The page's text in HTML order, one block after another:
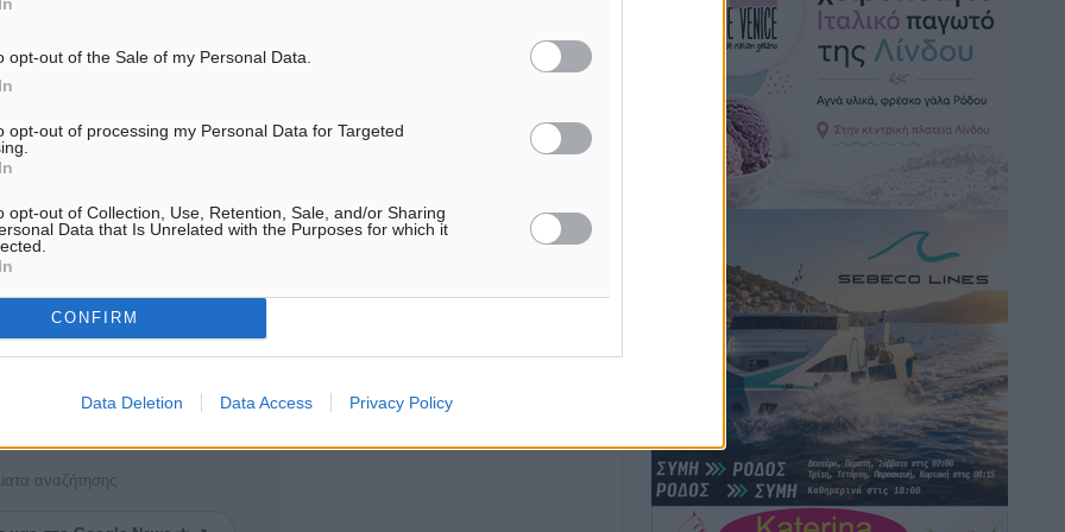
opt-out of the Sale of my Personal Data.
opt-out of processing my Personal Data for Targeted
opt-out of Collection, Use, Retention, Sale, and/or Sharing
Data that Is Unrelated with the Purposes for which it
CONFIRM
Data Deletion Data Access Privacy Policy
επίμονος, για να
που αξίζουν, τις
όχι μόνο για
αναζήτησης
προβλέπεται παράταση ως προς
• πριν 2 ώρες
Γ. Χατζημάρκος: “Δύο μεγάλες
δεσμεύσεις Γεωργιάδη” – Κίνητρα για
τους γιατρούς των νησιών και
συνεργασία Ρόδου με το Αττικόν για το
Ακτινοθεραπευτικό
Σούπερ μάρκετ: Διευρύνεται η εθνική
πρωτοβουλία για τις τιμές – Eρχονται
νέες συμμετοχές εταιρειών
πριν 2 ώρες
Συνελήφθησαν έξι άτομα για
ηχορύπανση από καταστήματα στο
Νότιο Αιγαίο